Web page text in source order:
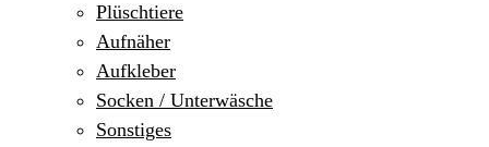
Plüschtiere
Aufnäher
Aufkleber
Socken / Unterwäsche
Sonstiges